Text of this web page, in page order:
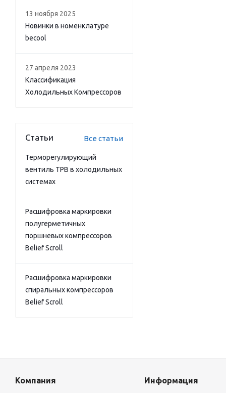
13 ноября 2025
Новинки в номенклатуре
becool
27 апреля 2023
Классификация
Холодильных Компрессоров
Статьи Все статьи
Терморегулирующий
вентиль ТРВ в холодильных
системах
Расшифровка маркировки
полугерметичных
поршневых компрессоров
Belief Scroll
Расшифровка маркировки
спиральных компрессоров
Belief Scroll
Компания Информация